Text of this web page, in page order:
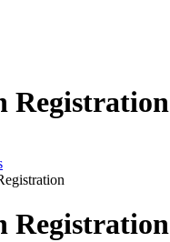
Registration
Registration